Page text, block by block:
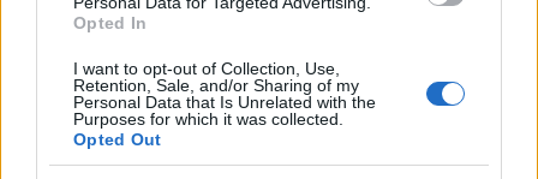
Opted In
I want to opt-out of Collection, Use,
Retention, Sale, and/or Sharing of my
Personal Data that Is Unrelated with the
Purposes for which it was collected.
Opted Out